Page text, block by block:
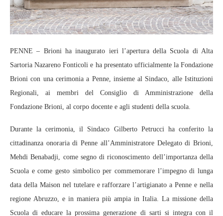
PENNE – Brioni ha inaugurato ieri l’apertura della Scuola di Alta
Sartoria Nazareno Fonticoli e ha presentato ufficialmente la Fondazione
Brioni con una cerimonia a Penne, insieme al Sindaco, alle Istituzioni
Regionali, ai membri del Consiglio di Amministrazione della
Fondazione Brioni, al corpo docente e agli studenti della scuola.
Durante la cerimonia, il Sindaco Gilberto Petrucci ha conferito la
cittadinanza onoraria di Penne all’Amministratore Delegato di Brioni,
Mehdi Benabadji, come segno di riconoscimento dell’importanza della
Scuola e come gesto simbolico per commemorare l’impegno di lunga
data della Maison nel tutelare e rafforzare l’artigianato a Penne e nella
regione Abruzzo, e in maniera più ampia in Italia. La missione della
Scuola di educare la prossima generazione di sarti si integra con il